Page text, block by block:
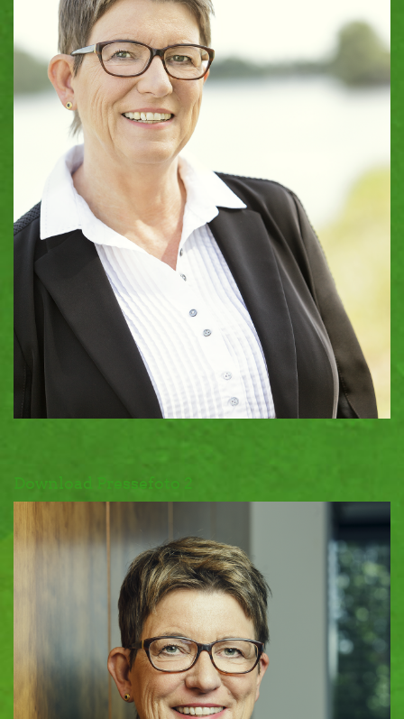
Download Pressefoto 2